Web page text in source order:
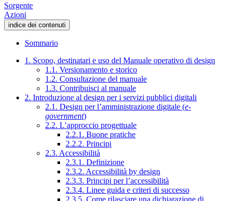
Sorgente
Azioni
indice dei contenuti
Sommario
1. Scopo, destinatari e uso del Manuale operativo di design
1.1. Versionamento e storico
1.2. Consultazione del manuale
1.3. Contribuisci al manuale
2. Introduzione al design per i servizi pubblici digitali
2.1. Design per l’amministrazione digitale (e-
government)
2.2. L’approccio progettuale
2.2.1. Buone pratiche
2.2.2. Principi
2.3. Accessibilità
2.3.1. Definizione
2.3.2. Accessibilità by design
2.3.3. Principi per l’accessibilità
2.3.4. Linee guida e criteri di successo
2.3.5. Come rilasciare una dichiarazione di